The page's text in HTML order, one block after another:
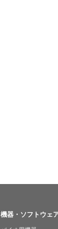
機器・ソフトウェ